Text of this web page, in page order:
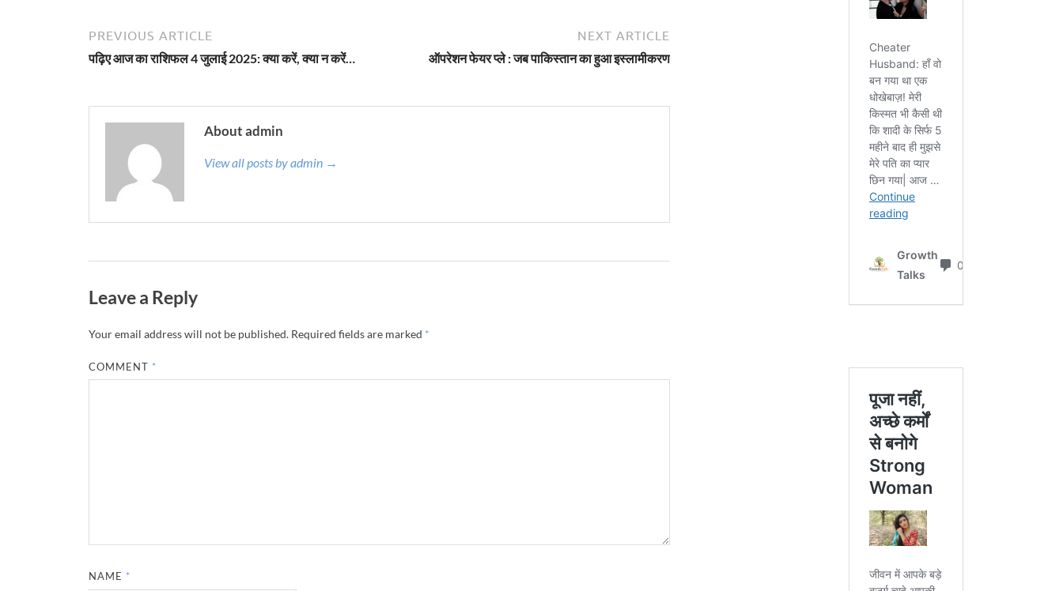
PREVIOUS ARTICLE
पढ़िए आज का राशिफल 4 जुलाई 2025: क्या करें, क्या न करें…
NEXT ARTICLE
ऑपरेशन फेयर प्ले : जब पाकिस्तान का हुआ इस्लामीकरण
About admin
View all posts by admin →
Leave a Reply
Your email address will not be published. Required fields are marked *
COMMENT *
NAME *